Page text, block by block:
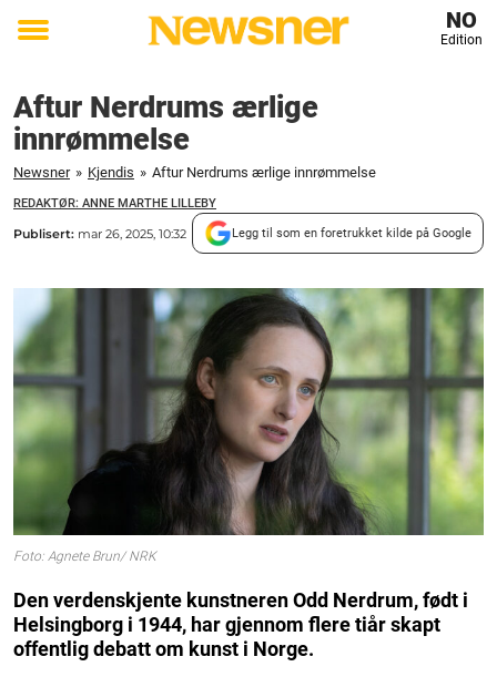
Toggle
NO
Edition
Aftur Nerdrums ærlige
innrømmelse
Newsner » Kjendis » Aftur Nerdrums ærlige innrømmelse
REDAKTØR: ANNE MARTHE LILLEBY
Publisert: mar 26, 2025, 10:32 Legg til som en foretrukket kilde på Google
Foto: Agnete Brun/ NRK
Den verdenskjente kunstneren Odd Nerdrum, født i
Helsingborg i 1944, har gjennom flere tiår skapt
offentlig debatt om kunst i Norge.